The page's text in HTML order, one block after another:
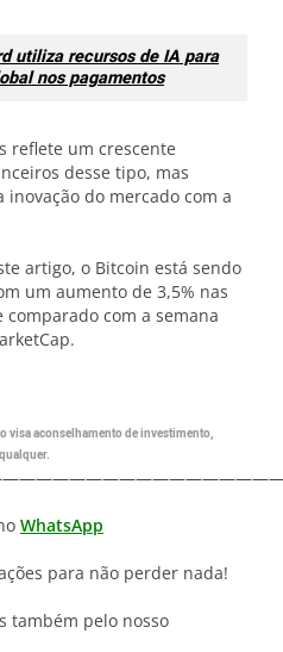
utiliza recursos de IA para
nos pagamentos
reflete um crescente
desse tipo, mas
inovação do mercado com a
artigo, o Bitcoin está sendo
um aumento de 3,5% nas
comparado com a semana
visa aconselhamento de investimento,
WhatsApp
para não perder nada!
também pelo nosso